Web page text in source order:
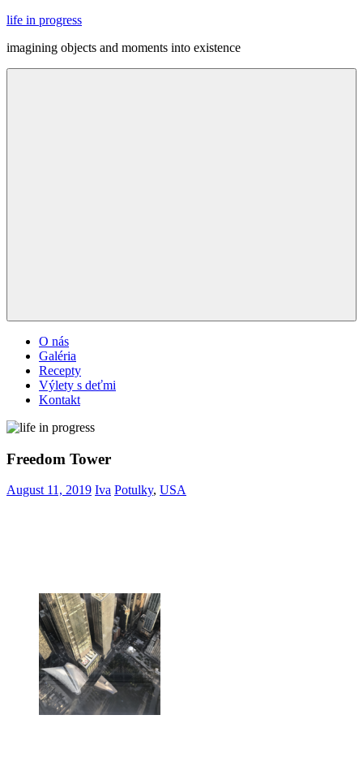
Skip
content
life in progress
imagining objects and moments into existence
O nás
Galéria
Recepty
Výlety s deťmi
Kontakt
Freedom Tower
August 11, 2019 Iva Potulky, USA